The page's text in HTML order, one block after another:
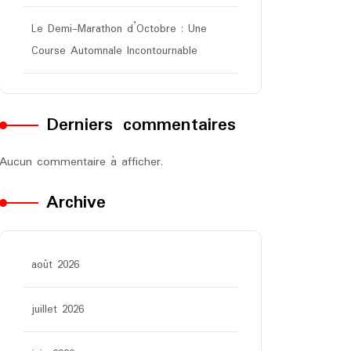
Le Demi-Marathon d’Octobre : Une
Course Automnale Incontournable
Derniers commentaires
Aucun commentaire à afficher.
Archive
août 2026
juillet 2026